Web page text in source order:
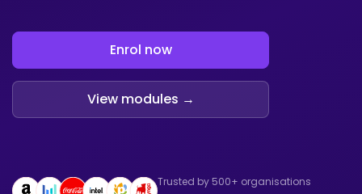
Enrol now
View modules →
Trusted by 500+ organisations